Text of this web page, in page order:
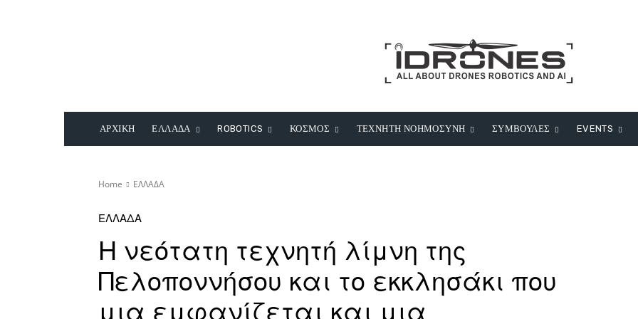
ΑΡΧΙΚΗ ΕΛΛΑΔΑ ROBOTICS ΚΟΣΜΟΣ ΤΕΧΝΗΤΗ ΝΟΗΜΟΣΥΝΗ ΣΥΜΒΟΥΛΕΣ EVENTS
Home ΕΛΛΑΔΑ
ΕΛΛΑΔΑ
Η νεότατη τεχνητή λίμνη της
Πελοποννήσου και το εκκλησάκι που
μια εμφανίζεται και μια